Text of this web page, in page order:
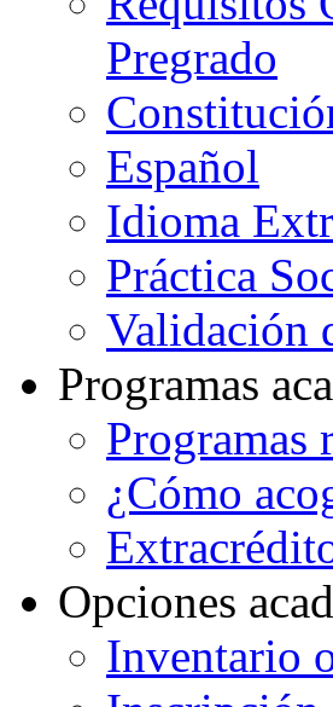
Pregrado
Español
Idioma
Práctica
Validación
Programas
Programas
¿Cómo
Opciones
Inventario